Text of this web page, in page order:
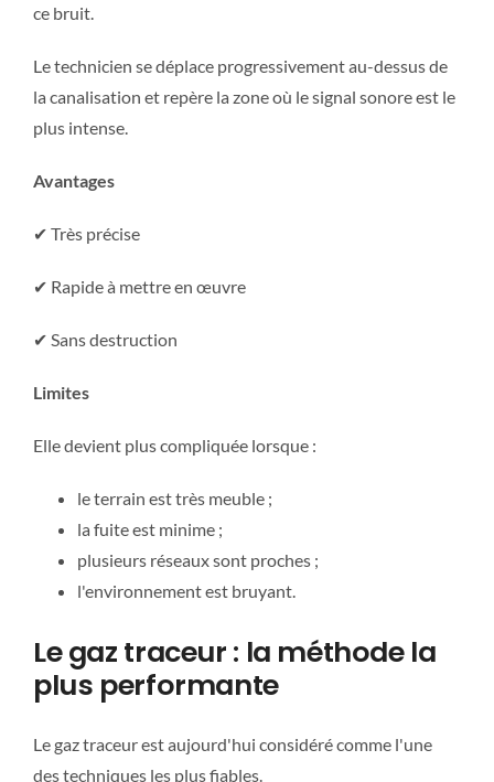
ce bruit.
Le technicien se déplace progressivement au-dessus de
la canalisation et repère la zone où le signal sonore est le
plus intense.
Avantages
✔ Très précise
✔ Rapide à mettre en œuvre
✔ Sans destruction
Limites
Elle devient plus compliquée lorsque :
le terrain est très meuble ;
la fuite est minime ;
plusieurs réseaux sont proches ;
l'environnement est bruyant.
Le gaz traceur : la méthode la
plus performante
Le gaz traceur est aujourd'hui considéré comme l'une
des techniques les plus fiables.